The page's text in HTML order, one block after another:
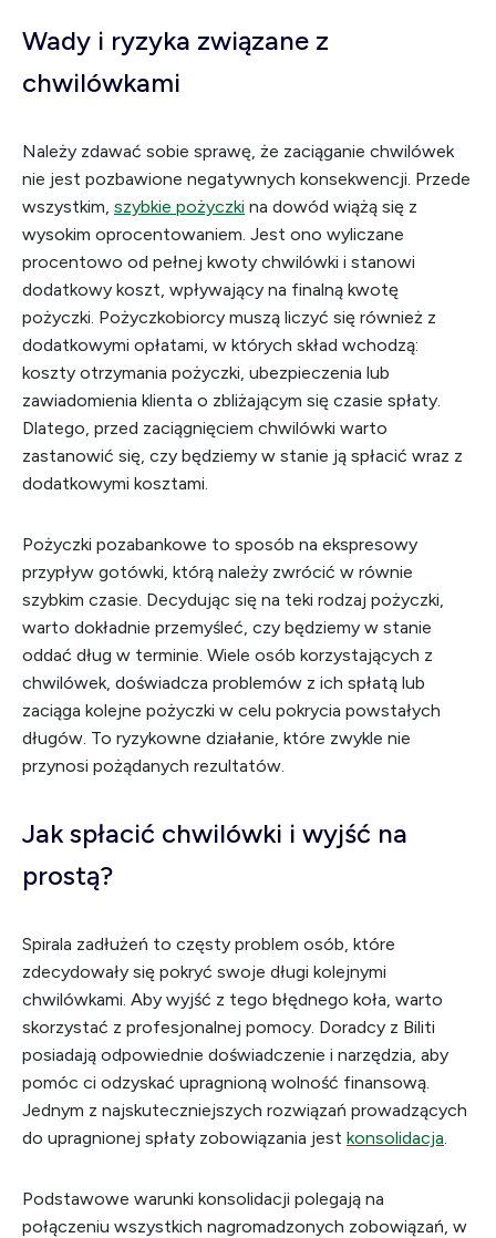
Wady i ryzyka związane z
chwilówkami
Należy zdawać sobie sprawę, że zaciąganie chwilówek
nie jest pozbawione negatywnych konsekwencji. Przede
wszystkim, szybkie pożyczki na dowód wiążą się z
wysokim oprocentowaniem. Jest ono wyliczane
procentowo od pełnej kwoty chwilówki i stanowi
dodatkowy koszt, wpływający na finalną kwotę
pożyczki. Pożyczkobiorcy muszą liczyć się również z
dodatkowymi opłatami, w których skład wchodzą:
koszty otrzymania pożyczki, ubezpieczenia lub
zawiadomienia klienta o zbliżającym się czasie spłaty.
Dlatego, przed zaciągnięciem chwilówki warto
zastanowić się, czy będziemy w stanie ją spłacić wraz z
dodatkowymi kosztami.
Pożyczki pozabankowe to sposób na ekspresowy
przypływ gotówki, którą należy zwrócić w równie
szybkim czasie. Decydując się na teki rodzaj pożyczki,
warto dokładnie przemyśleć, czy będziemy w stanie
oddać dług w terminie. Wiele osób korzystających z
chwilówek, doświadcza problemów z ich spłatą lub
zaciąga kolejne pożyczki w celu pokrycia powstałych
długów. To ryzykowne działanie, które zwykle nie
przynosi pożądanych rezultatów.
Jak spłacić chwilówki i wyjść na
prostą?
Spirala zadłużeń to częsty problem osób, które
zdecydowały się pokryć swoje długi kolejnymi
chwilówkami. Aby wyjść z tego błędnego koła, warto
skorzystać z profesjonalnej pomocy. Doradcy z Biliti
posiadają odpowiednie doświadczenie i narzędzia, aby
pomóc ci odzyskać upragnioną wolność finansową.
Jednym z najskuteczniejszych rozwiązań prowadzących
do upragnionej spłaty zobowiązania jest konsolidacja.
Podstawowe warunki konsolidacji polegają na
połączeniu wszystkich nagromadzonych zobowiązań, w